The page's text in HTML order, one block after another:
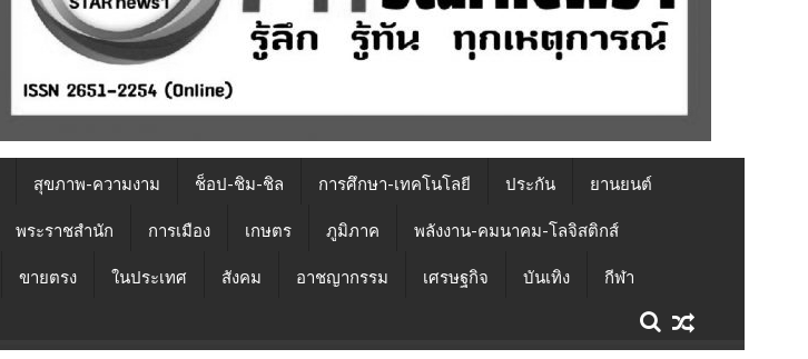
สุขภาพ-ความงาม ช็อป-ชิม-ชิล การศึกษา-เทคโนโลยี ประกัน ยานยนต์
พระราชสำนัก การเมือง เกษตร ภูมิภาค พลังงาน-คมนาคม-โลจิสติกส์
ขายตรง ในประเทศ สังคม อาชญากรรม เศรษฐกิจ บันเทิง กีฬา